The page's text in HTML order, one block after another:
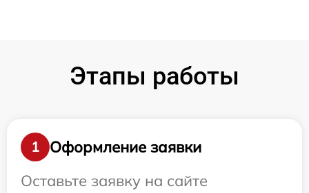
Этапы работы
1
Оформление заявки
Оставьте заявку на сайте